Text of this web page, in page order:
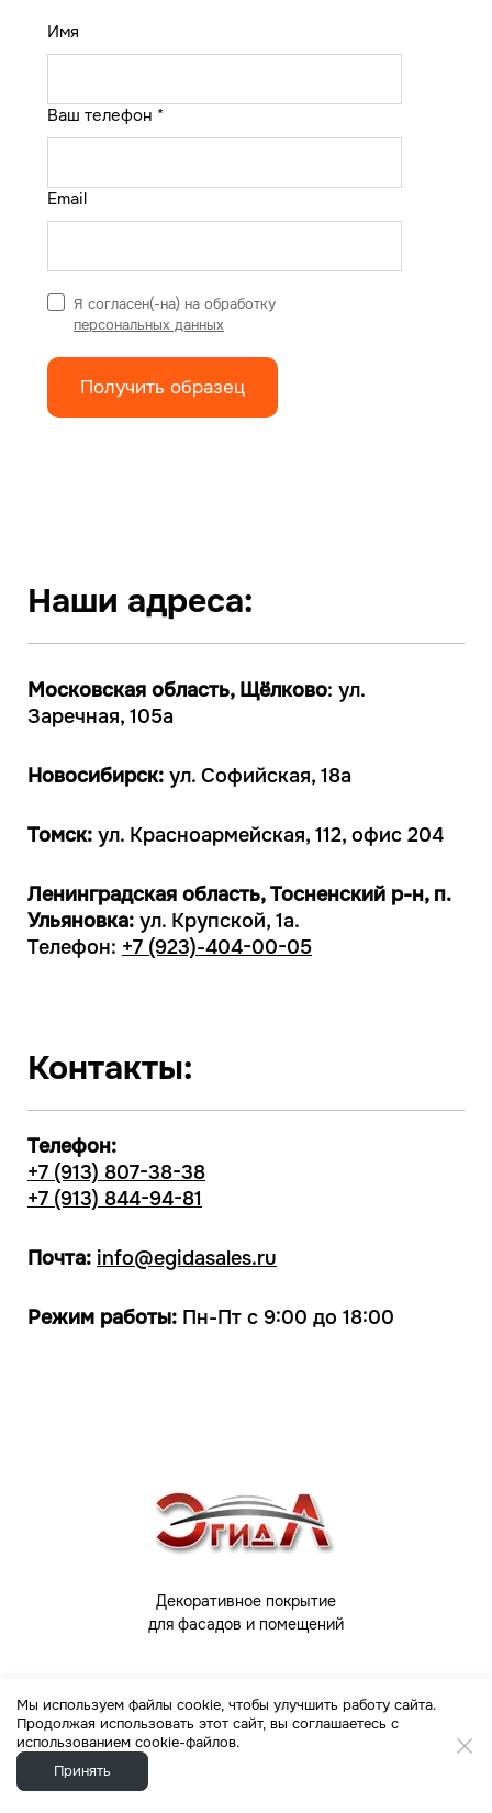
Имя
Ваш телефон *
Email
Получить образец
Я согласен(-на) на обработку
персональных данных
Наши адреса:
Московская область, Щёлково: ул.
Заречная, 105а
Новосибирск: ул. Софийская, 18а
Томск: ул. Красноармейская, 112, офис 204
Ленинградская область, Тосненский р-н, п.
Ульяновка: ул. Крупской, 1а.
Телефон: +7 (923)-404-00-05
Контакты:
Телефон:
+7 (913) 807-38-38
+7 (913) 844-94-81
Почта: info@egidasales.ru
Режим работы: Пн-Пт с 9:00 до 18:00
Декоративное покрытие
для фасадов и помещений
ИНН 7014065794
Политика конфиденциальности
Мы используем файлы cookie, чтобы улучшить работу сайта.
Продолжая использовать этот сайт, вы соглашаетесь с
использованием cookie-файлов.
Принять